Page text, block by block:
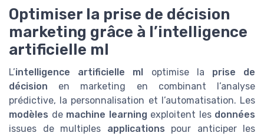
Optimiser la prise de décision
marketing grâce à l’intelligence
artificielle ml
L’intelligence artificielle ml optimise la prise de
décision en marketing en combinant l’analyse
prédictive, la personnalisation et l’automatisation. Les
modèles de machine learning exploitent les données
issues de multiples applications pour anticiper les